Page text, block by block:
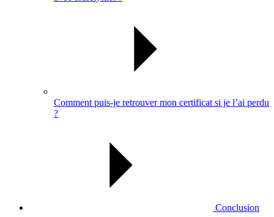
Comment puis-je retrouver mon certificat si je l’ai perdu
?
Conclusion